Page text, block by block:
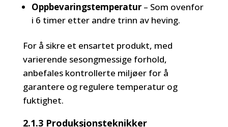
Oppbevaringstemperatur– Som ovenfor
i 6 timer etter andre trinn av heving.
For å sikre et ensartet produkt, med
varierende sesongmessige forhold,
anbefales kontrollerte miljøer for å
garantere og regulere temperatur og
fuktighet.
2.1.3 Produksjonsteknikker